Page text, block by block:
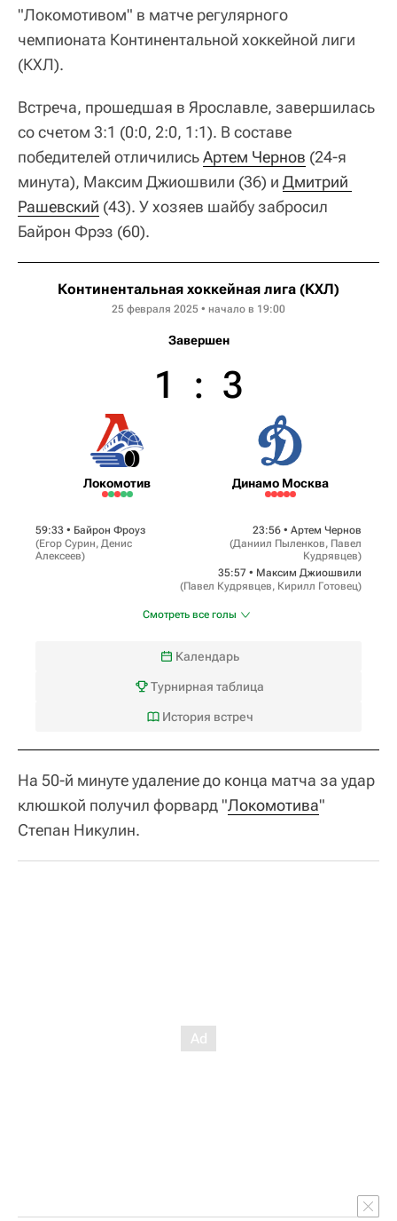
"Локомотивом" в матче регулярного
чемпионата Континентальной хоккейной лиги
(КХЛ).
Встреча, прошедшая в Ярославле, завершилась
со счетом 3:1 (0:0, 2:0, 1:1). В составе
победителей отличилисьАртем Чернов (24-я
минута), Максим Джиошвили (36) и Дмитрий
Рашевский (43). У хозяев шайбу забросил
Байрон Фрэз (60).
Континентальная хоккейная лига (КХЛ)
25 февраля 2025 • начало в 19:00
Завершен
Локомотив
1 : 3
Динамо Москва
59:33 • Байрон Фроуз
(Егор Сурин, Денис
Алексеев)
23:56 • Артем Чернов
(Даниил Пыленков, Павел
Кудрявцев)
35:57 • Максим Джиошвили
(Павел Кудрявцев, Кирилл Готовец)
Смотреть все голы
Календарь
Турнирная таблица
История встреч
На 50-й минуте удаление до конца матча за удар
клюшкой получил форвард "Локомотива"
Степан Никулин.